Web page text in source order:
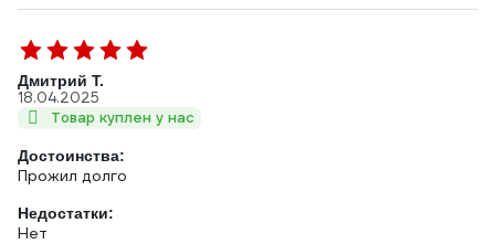
Дмитрий Т.
18.04.2025
Товар куплен у нас
Достоинства:
Прожил долго
Недостатки:
Нет